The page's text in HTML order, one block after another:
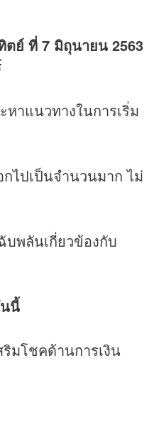
ตย์ ที่ 7 มิถุนายน 2563
หาแนวทางในการเริ่ม
ไปเป็นจำนวนมาก ไม่
พลันเกี่ยวข้องกับ
นี้
ริมโชคด้านการเงิน